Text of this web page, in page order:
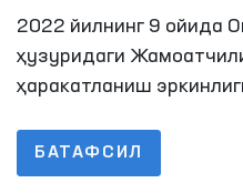
олдини олиш
механизм
ойида амалга
2022 йилнинг 9 ойида
ҳузуридаги
ҳаракатланиш
ташрифлари амалга
2021 йилнинг 9 ойида
БАТАФСИЛ